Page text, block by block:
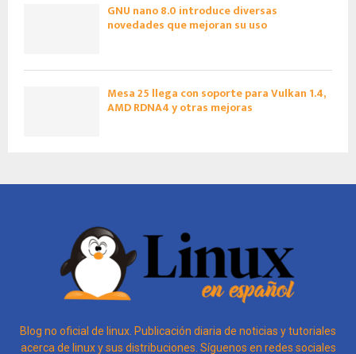
GNU nano 8.0 introduce diversas
novedades que mejoran su uso
Mesa 25 llega con soporte para Vulkan 1.4,
AMD RDNA4 y otras mejoras
Blog no oficial de linux. Publicación diaria de noticias y tutoriales
acerca de linux y sus distribuciones. Síguenos en redes sociales